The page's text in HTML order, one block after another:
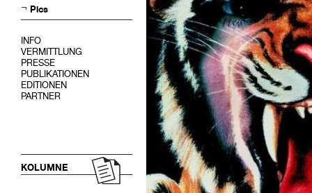
Pics
INFO
VERMITTLUNG
PRESSE
PUBLIKATIONEN
EDITIONEN
PARTNER
KOLUMNE